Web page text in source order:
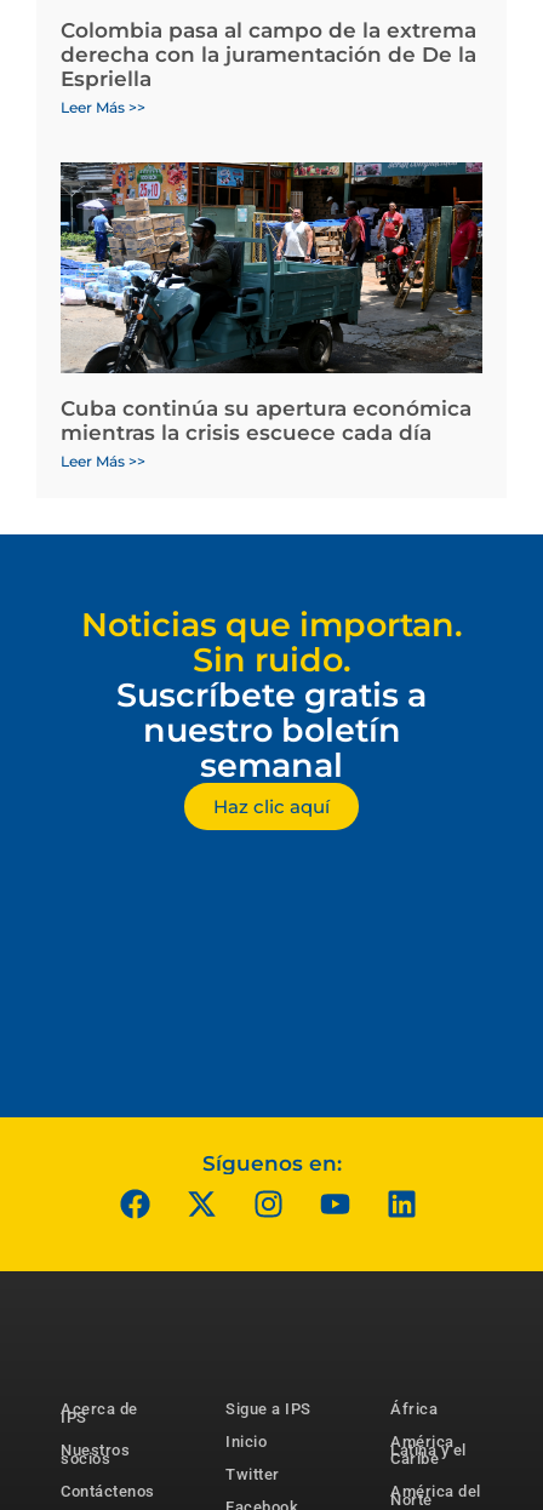
Colombia pasa al campo de la extrema
derecha con la juramentación de De la
Espriella
Leer Más >>
Cuba continúa su apertura económica
mientras la crisis escuece cada día
Leer Más >>
Noticias que importan.
Sin ruido.
Suscríbete gratis a
nuestro boletín
semanal
Haz clic aquí
Síguenos en:
Acerca de
IPS
Nuestros
socios
Contáctenos
Sigue a IPS
Inicio
Twitter
África
América
Latina y el
Caribe
América del
Norte